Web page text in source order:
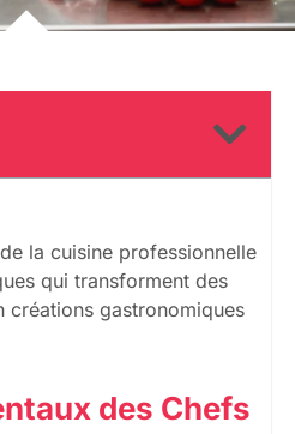
la cuisine professionnelle
qui transforment des
créations gastronomiques
des Chefs